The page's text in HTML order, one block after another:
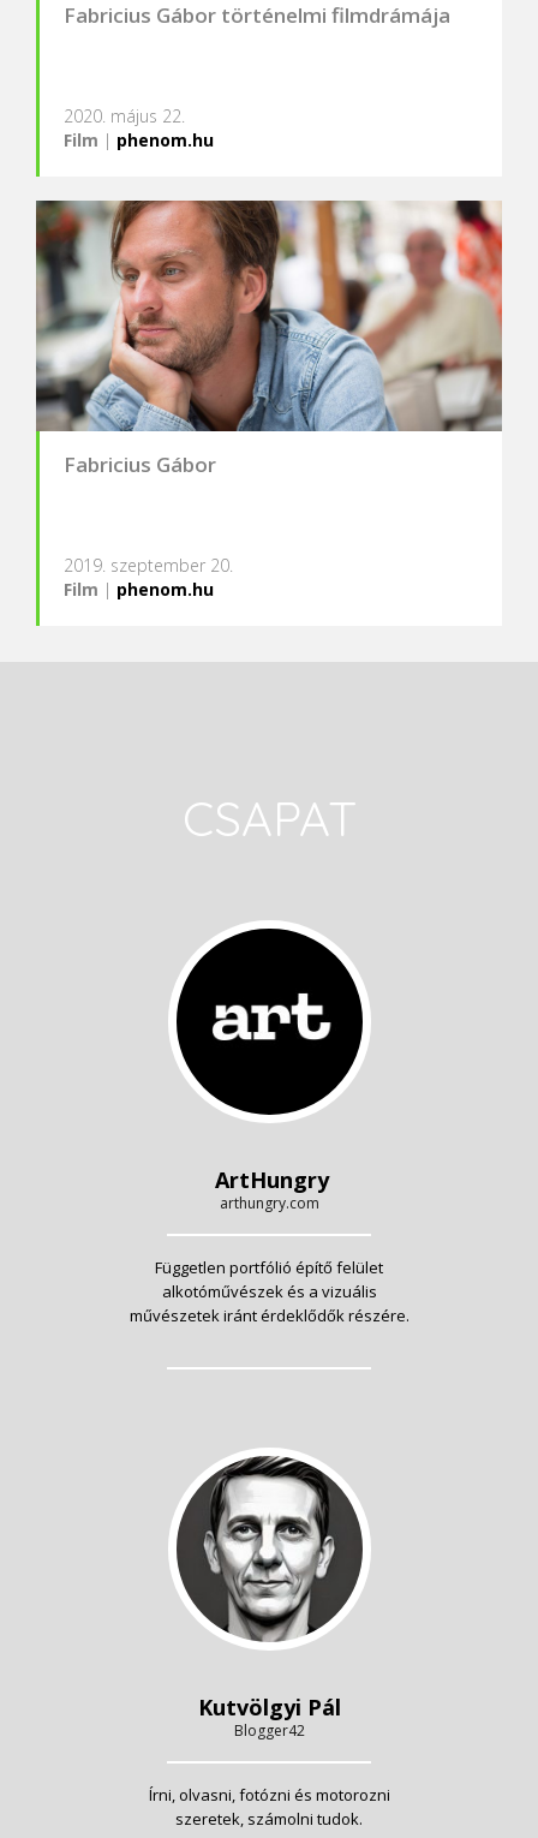
Fabricius Gábor történelmi filmdrámája
2020. május 22.
Film | phenom.hu
Fabricius Gábor
2019. szeptember 20.
Film | phenom.hu
CSAPAT
ArtHungry
arthungry.com
Független portfólió építő felület
alkotóművészek és a vizuális
művészetek iránt érdeklődők részére.
Kutvölgyi Pál
Blogger42
Írni, olvasni, fotózni és motorozni
szeretek, számolni tudok.